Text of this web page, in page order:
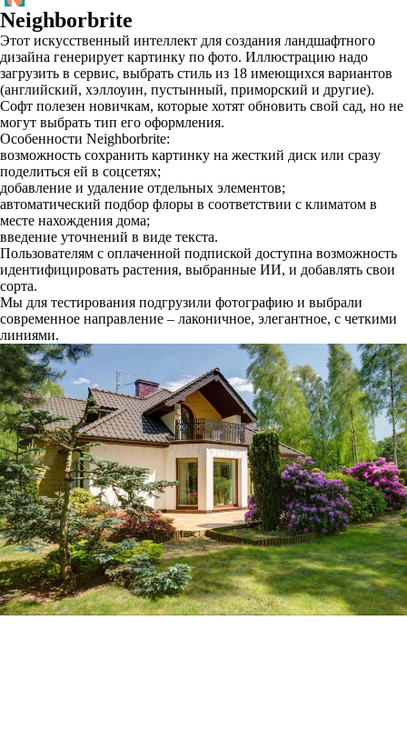
Neighborbrite
Этот искусственный интеллект для создания ландшафтного
дизайна генерирует картинку по фото. Иллюстрацию надо
загрузить в сервис, выбрать стиль из 18 имеющихся вариантов
(английский, хэллоуин, пустынный, приморский и другие).
Софт полезен новичкам, которые хотят обновить свой сад, но не
могут выбрать тип его оформления.
Особенности Neighborbrite:
возможность сохранить картинку на жесткий диск или сразу
поделиться ей в соцсетях;
добавление и удаление отдельных элементов;
автоматический подбор флоры в соответствии с климатом в
месте нахождения дома;
введение уточнений в виде текста.
Пользователям с оплаченной подпиской доступна возможность
идентифицировать растения, выбранные ИИ, и добавлять свои
сорта.
Мы для тестирования подгрузили фотографию и выбрали
современное направление – лаконичное, элегантное, с четкими
линиями.